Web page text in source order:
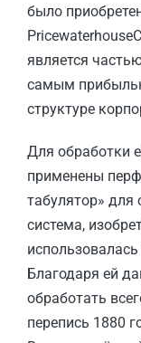
было
является
самым
структуре
Для обработки
применены
табулятор» для
система,
Благодаря ей
обработать
перепись 1880